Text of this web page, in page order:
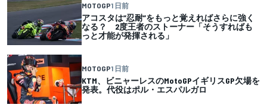
MOTOGP1 日前
アコスタは”忍耐”をもっと覚えればさらに強く
なる？ 2度王者のストーナー「そうすればも
っと才能が発揮される」
MOTOGP1 日前
KTM、ビニャーレスのMotoGPイギリスGP欠場を
発表。代役はポル・エスパルガロ